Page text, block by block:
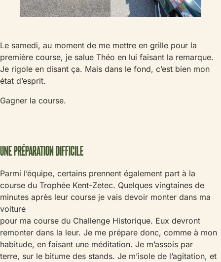
Le samedi, au moment de me mettre en grille pour la
première course, je salue Théo en lui faisant la remarque.
Je rigole en disant ça. Mais dans le fond, c’est bien mon
état d’esprit.
Gagner la course.
UNE PRÉPARATION DIFFICILE
Parmi l’équipe, certains prennent également part à la
course du Trophée Kent-Zetec. Quelques vingtaines de
minutes après leur course je vais devoir monter dans ma
voiture
pour ma course du Challenge Historique. Eux devront
remonter dans la leur. Je me prépare donc, comme à mon
habitude, en faisant une méditation. Je m’assois par
terre, sur le bitume des stands. Je m’isole de l’agitation, et